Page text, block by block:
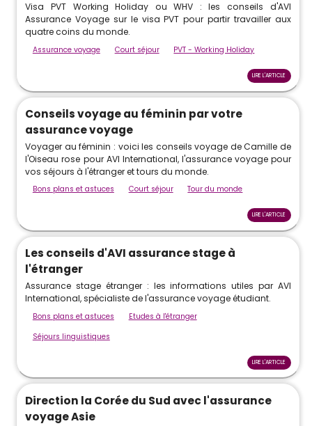
Visa PVT Working Holiday ou WHV : les conseils d'AVI
Assurance Voyage sur le visa PVT pour partir travailler aux
quatre coins du monde.
Assurance voyage Court séjour PVT - Working Holiday
LIRE L'ARTICLE
Conseils voyage au féminin par votre
assurance voyage
Voyager au féminin : voici les conseils voyage de Camille de
l'Oiseau rose pour AVI International, l'assurance voyage pour
vos séjours à l'étranger et tours du monde.
Bons plans et astuces Court séjour Tour du monde
LIRE L'ARTICLE
Les conseils d'AVI assurance stage à
l'étranger
Assurance stage étranger : les informations utiles par AVI
International, spécialiste de l'assurance voyage étudiant.
Bons plans et astuces
Etudes à l'étranger
Séjours linguistiques
LIRE L'ARTICLE
Direction la Corée du Sud avec l'assurance
voyage Asie